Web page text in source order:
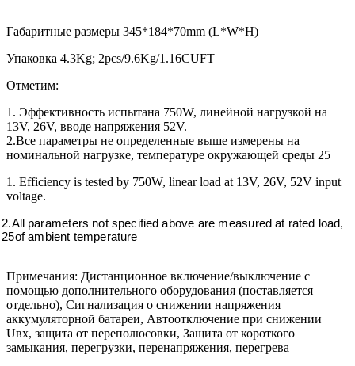
Габаритные размеры 345*184*70mm (L*W*H)
Упаковка 4.3Kg; 2pcs/9.6Kg/1.16CUFT
Отметим:
1. Эффективность испытана 750W, линейной нагрузкой на
13V, 26V, вводе напряжения 52V.
2.Все параметры не определенные выше измерены на
номинальной нагрузке, температуре окружающей среды 25
1. Efficiency is tested by 750W, linear load at 13V, 26V, 52V input
voltage.
2.All parameters not specified above are measured at rated load,
25of ambient temperature
Примечания: Дистанционное включение/выключение с
помощью дополнительного оборудования (поставляется
отдельно), Сигнализация о снижении напряжения
аккумуляторной батареи, Автоотключение при снижении
Uвх, защита от переполюсовки, Защита от короткого
замыкания, перегрузки, перенапряжения, перегрева